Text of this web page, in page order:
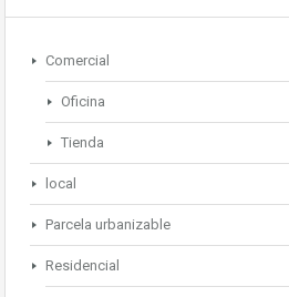
Comercial
Oficina
Tienda
local
Parcela urbanizable
Residencial